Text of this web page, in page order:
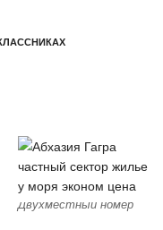
Двухместный номер